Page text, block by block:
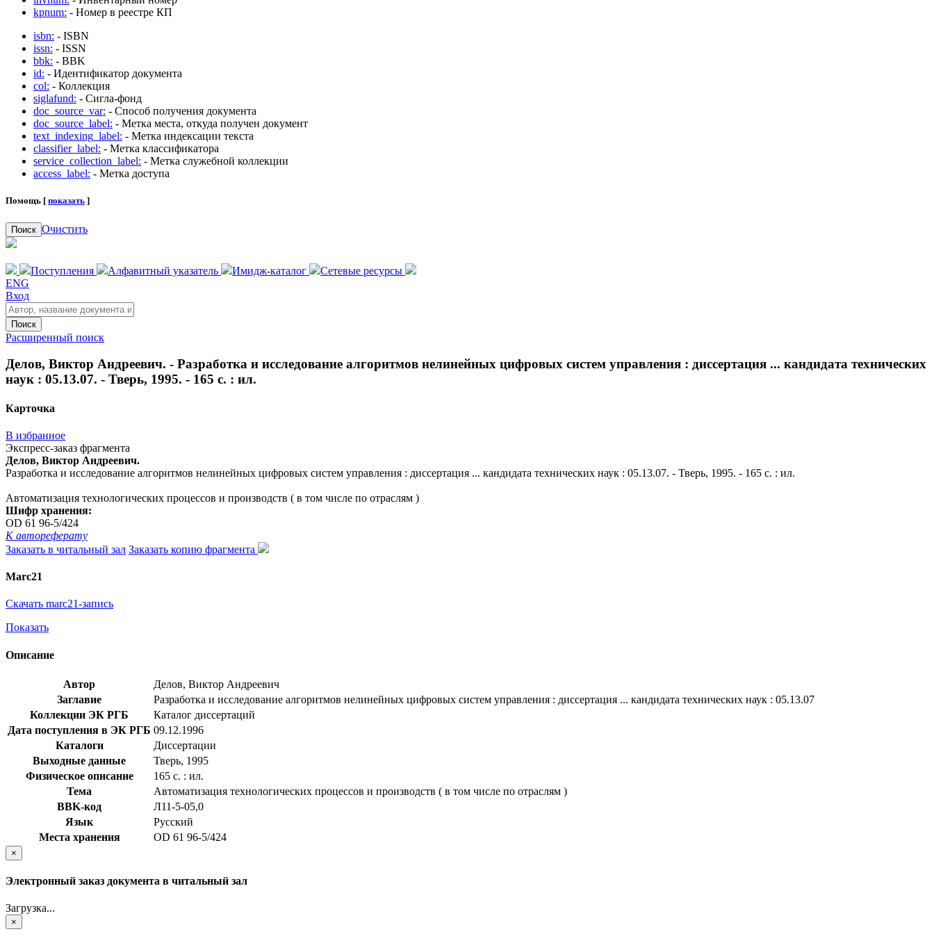
kpnum: - Номер в реестре КП
isbn: - ISBN
issn: - ISSN
bbk: - BBK
id: - Идентификатор документа
col: - Коллекция
siglafund: - Сигла-фонд
doc_source_var: - Способ получения документа
doc_source_label: - Метка места, откуда получен документ
text_indexing_label: - Метка индексации текста
classifier_label: - Метка классификатора
service_collection_label: - Метка служебной коллекции
access_label: - Метка доступа
Помощь [ показать ]
Поиск Очистить
Поступления Алфавитный указатель Имидж-каталог
Сетевые ресурсы
ENG
Вход
Поиск
Расширенный поиск
Делов, Виктор Андреевич. - Разработка и исследование алгоритмов нелинейных цифровых систем управления : диссертация ... кандидата технических
наук : 05.13.07. - Тверь, 1995. - 165 с. : ил.
Карточка
В избранное
Экспресс-заказ фрагмента
Делов, Виктор Андреевич.
Разработка и исследование алгоритмов нелинейных цифровых систем управления : диссертация ... кандидата технических наук : 05.13.07. - Тверь, 1995. - 165 с. : ил.
Автоматизация технологических процессов и производств ( в том числе по отраслям )
Шифр хранения:
OD 61 96-5/424
К автореферату
Заказать в читальный зал Заказать копию фрагмента
Marc21
Скачать marc21-запись
Показать
Описание
Автор
Делов, Виктор Андреевич
Заглавие
Разработка и исследование алгоритмов нелинейных цифровых систем управления : диссертация ... кандидата технических наук : 05.13.07
Коллекции ЭК РГБ
Каталог диссертаций
Дата поступления в ЭК РГБ 09.12.1996
Каталоги
Диссертации
Выходные данные
Тверь, 1995
Физическое описание
165 с. : ил.
Тема
Автоматизация технологических процессов и производств ( в том числе по отраслям )
BBK-код
Л11-5-05,0
Язык
Русский
Места хранения
OD 61 96-5/424
×
Электронный заказ документа в читальный зал
Загрузка...
×